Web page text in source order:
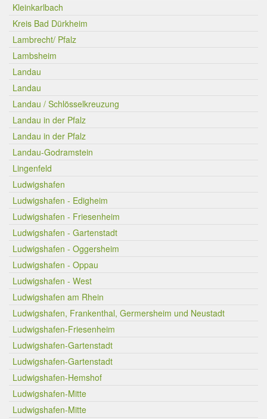
Kleinkarlbach
Kreis Bad Dürkheim
Lambrecht/ Pfalz
Lambsheim
Landau
Landau
Landau / Schlösselkreuzung
Landau in der Pfalz
Landau in der Pfalz
Landau-Godramstein
Lingenfeld
Ludwigshafen
Ludwigshafen - Edigheim
Ludwigshafen - Friesenheim
Ludwigshafen - Gartenstadt
Ludwigshafen - Oggersheim
Ludwigshafen - Oppau
Ludwigshafen - West
Ludwigshafen am Rhein
Ludwigshafen, Frankenthal, Germersheim und Neustadt
Ludwigshafen-Friesenheim
Ludwigshafen-Gartenstadt
Ludwigshafen-Gartenstadt
Ludwigshafen-Hemshof
Ludwigshafen-Mitte
Ludwigshafen-Mitte